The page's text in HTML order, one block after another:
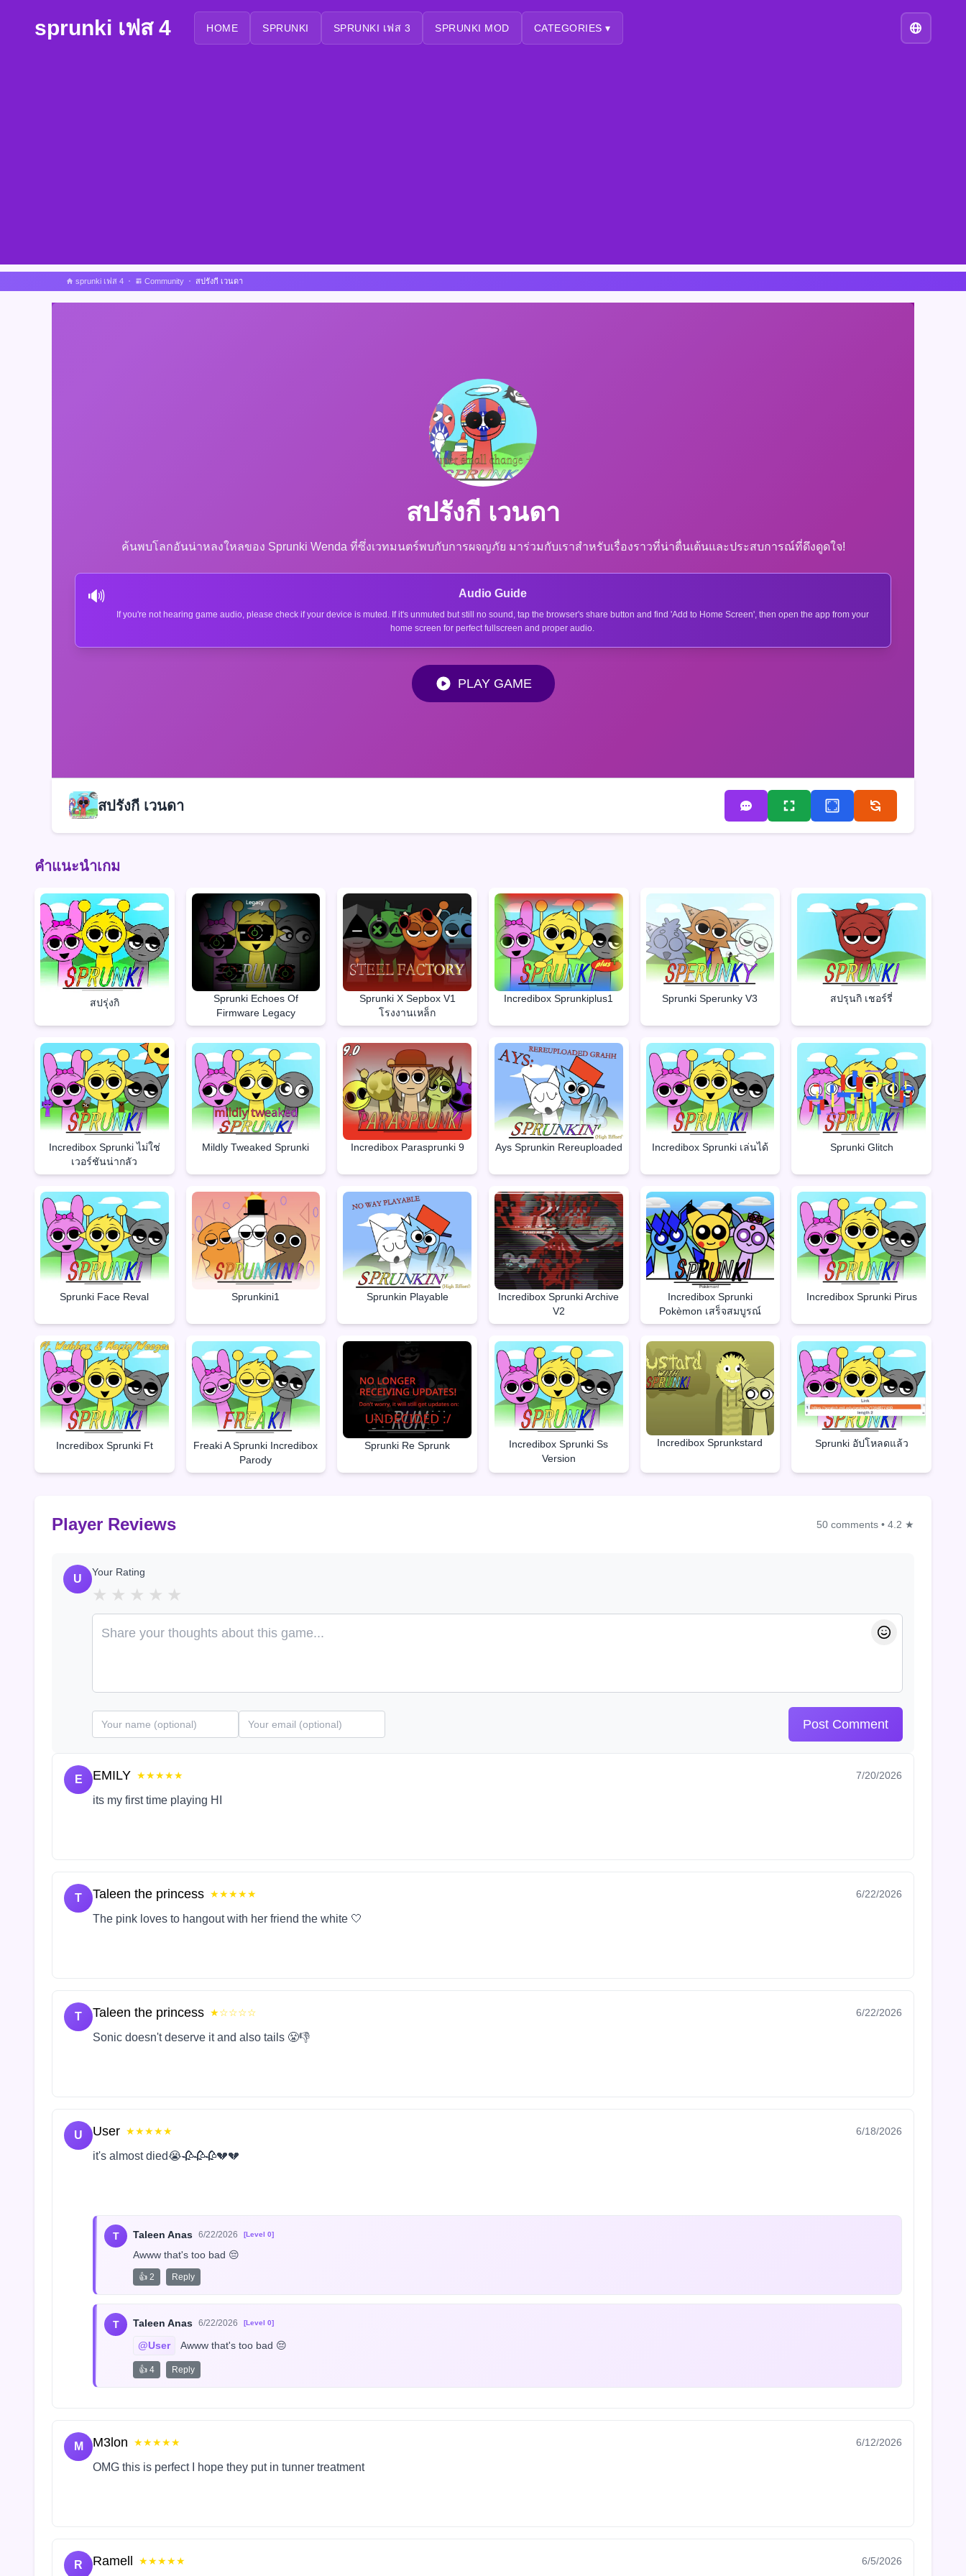
sprunki เฟส 4 HOME SPRUNKI SPRUNKI เฟส 3 SPRUNKI MOD CATEGORIES ▾
sprunki เฟส 4 Community สปรังกี เวนดา
สปรังกี เวนดา
ค้นพบโลกอันน่าหลงใหลของ Sprunki Wenda ที่ซึ่งเวทมนตร์พบกับการผจญภัย มาร่วมกับเราสำหรับเรื่องราวที่น่าตื่นเต้นและประสบการณ์ที่ดึงดูดใจ!
🔊 Audio Guide
If you're not hearing game audio, please check if your device is muted. If it's unmuted but still no sound, tap the browser's share button and find 'Add to Home Screen', then open the app from your
home screen for perfect fullscreen and proper audio.
PLAY GAME
สปรังกี เวนดา
คำแนะนำเกม
สปรุ่งกิ
Sprunki Echoes Of
Firmware Legacy
Sprunki X Sepbox V1
โรงงานเหล็ก
Incredibox Sprunkiplus1 Sprunki Sperunky V3 สปรุนกิ เชอร์รี่
Incredibox Sprunki ไม่ใช่
เวอร์ชันน่ากลัว
Mildly Tweaked Sprunki Incredibox Parasprunki 9 Ays Sprunkin Rereuploaded Incredibox Sprunki เล่นได้ Sprunki Glitch
Sprunki Face Reval Sprunkini1 Sprunkin Playable
Incredibox Sprunki Archive
V2
Incredibox Sprunki
Pokèmon เสร็จสมบูรณ์
Incredibox Sprunki Pirus
Incredibox Sprunki Ft
Freaki A Sprunki Incredibox
Parody
Sprunki Re Sprunk
Incredibox Sprunki Ss
Version
Incredibox Sprunkstard Sprunki อัปโหลดแล้ว
Player Reviews 50 comments • 4.2 ★
U
Your Rating
★ ★ ★ ★ ★
Post Comment
E EMILY ★★★★★ 7/20/2026
its my first time playing HI
T Taleen the princess ★★★★★ 6/22/2026
The pink loves to hangout with her friend the white 🤍
T Taleen the princess ★☆☆☆☆ 6/22/2026
Sonic doesn't deserve it and also tails 😤👎
U User ★★★★★ 6/18/2026
it's almost died😭🥀🥀🥀💔💔
T Taleen Anas 6/22/2026 [Level 0]
Awww that's too bad 😔
👍 2 Reply
T Taleen Anas 6/22/2026 [Level 0]
@User Awww that's too bad 😔
👍 4 Reply
M M3lon ★★★★★ 6/12/2026
OMG this is perfect I hope they put in tunner treatment
R Ramell ★★★★★ 6/5/2026